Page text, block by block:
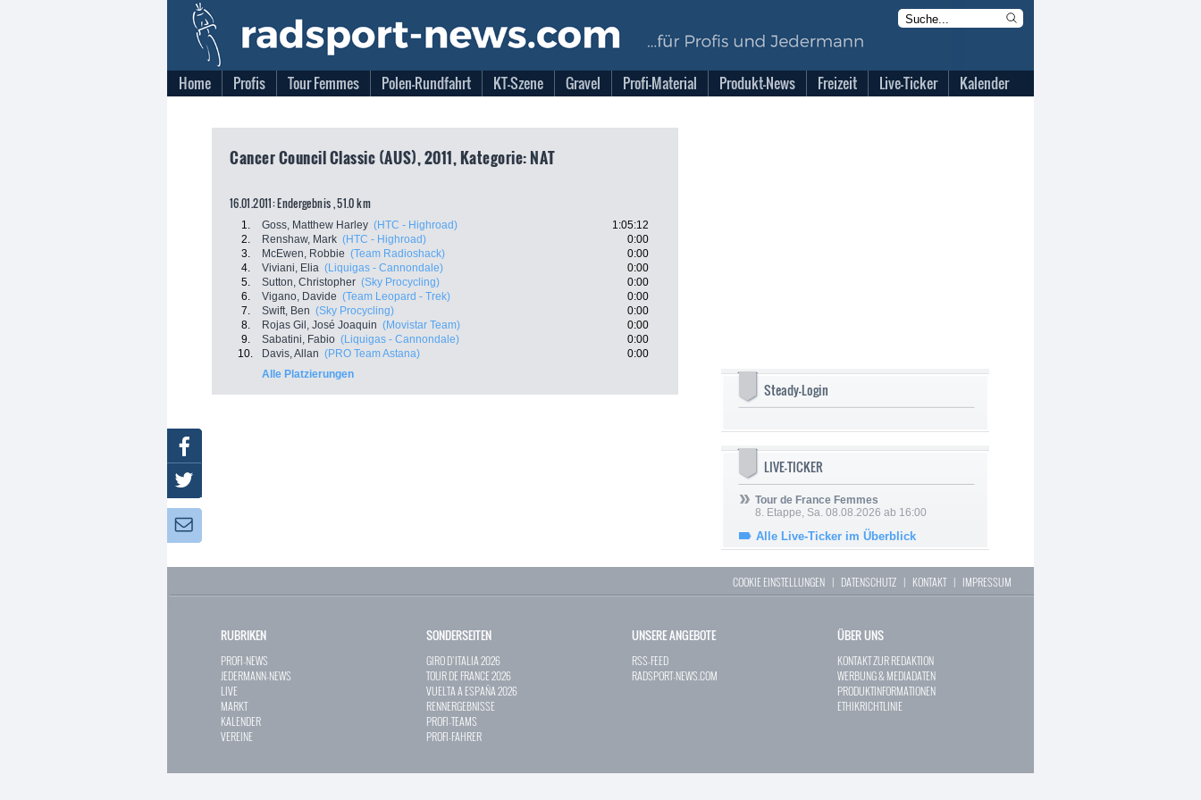
Home Profis Tour Femmes Polen-Rundfahrt KT-Szene Gravel Profi-Material Produkt-News Freizeit Live-Ticker Kalender
Cancer Council Classic (AUS), 2011, Kategorie: NAT
16.01.2011: Endergebnis , 51.0 km
1. Goss, Matthew Harley (HTC - Highroad)
1:05:12
2.
Renshaw, Mark (HTC - Highroad)
0:00
3.
McEwen, Robbie (Team Radioshack)
0:00
4.
Viviani, Elia (Liquigas - Cannondale)
0:00
5.
Sutton, Christopher (Sky Procycling)
0:00
6.
Vigano, Davide (Team Leopard - Trek)
0:00
7.
Swift, Ben (Sky Procycling)
0:00
8.
Rojas Gil, José Joaquin (Movistar Team)
0:00
9.
Sabatini, Fabio (Liquigas - Cannondale)
0:00
10.
Davis, Allan (PRO Team Astana)
0:00
Alle Platzierungen
Steady-Login
LIVE-TICKER
Tour de France Femmes
8. Etappe, Sa. 08.08.2026 ab 16:00
Alle Live-Ticker im Überblick
COOKIE EINSTELLUNGEN | DATENSCHUTZ | KONTAKT| IMPRESSUM
RUBRIKEN
PROFI-NEWS
JEDERMANN-NEWS
LIVE
MARKT
KALENDER
VEREINE
SONDERSEITEN
GIRO D`ITALIA 2026
TOUR DE FRANCE 2026
VUELTA A ESPAÑA 2026
RENNERGEBNISSE
PROFI-TEAMS
PROFI-FAHRER
UNSERE ANGEBOTE
RSS-FEED
RADSPORT-NEWS.COM
ÜBER UNS
KONTAKT ZUR REDAKTION
WERBUNG & MEDIADATEN
PRODUKTINFORMATIONEN
ETHIKRICHTLINIE